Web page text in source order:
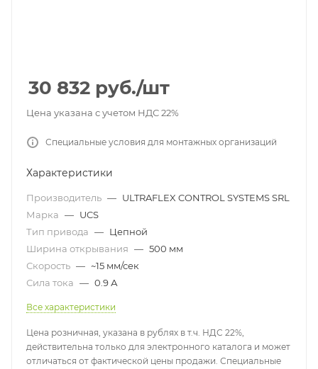
30 832 руб./шт
Цена указана с учетом НДС 22%
Специальные условия для монтажных организаций
Характеристики
Производитель — ULTRAFLEX CONTROL SYSTEMS SRL
Марка — UCS
Тип привода — Цепной
Ширина открывания — 500 мм
Скорость — ~15 мм/сек
Сила тока — 0.9 А
Все характеристики
Цена розничная, указана в рублях в т.ч. НДС 22%,
действительна только для электронного каталога и может
отличаться от фактической цены продажи. Специальные